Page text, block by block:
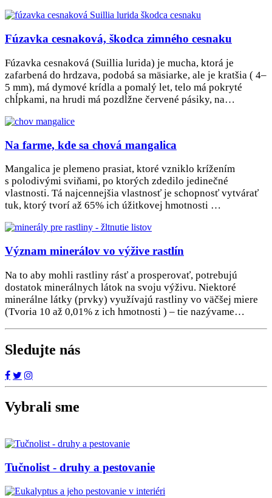
Fúzavka cesnaková, škodca zimného cesnaku
Fúzavka cesnaková (Suillia lurida) je mucha, ktorá je
zafarbená do hrdzava, podobá sa mäsiarke, ale je kratšia ( 4–
5 mm), má dymové krídla a pomalý let, telo má pokryté
chĺpkami, na hrudi má pozdĺžne červené pásiky, na…
Na farme, kde sa chová mangalica
Mangalica je plemeno prasiat, ktoré vzniklo krížením
s polodivými sviňami, po ktorých zdedilo jedinečné
vlastnosti. Tá najcennejšia vlastnosť je schopnosť vytvárať
tuk, ktorý tvorí až 65% ich úžitkovej hmotnosti …
Význam minerálov vo výžive rastlín
Na to aby mohli rastliny rásť a prosperovať, potrebujú
dostatok minerálnych látok na svoju výživu. Niektoré
minerálne látky (prvky) využívajú rastliny vo väčšej miere
(Tvoria 10 až 0,01% z ich hmotnosti ) – tie nazývame…
Sledujte nás
Vybrali sme
Tučnolist - druhy a pestovanie